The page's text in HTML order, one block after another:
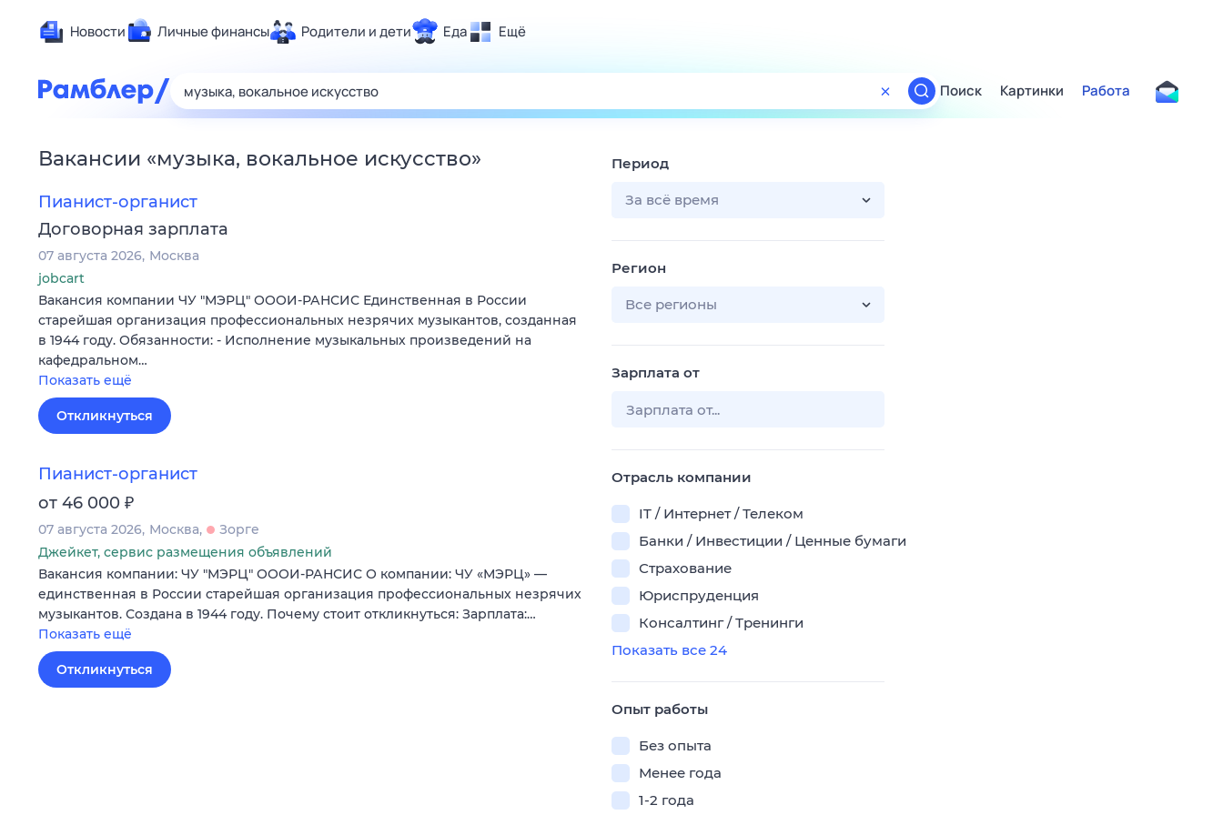
Новости Личные финансы Родители и дети Еда Ещё
Здоровье
Развлечения и отдых
Спорт
Сберегаем вместе
Гороскопы
Поиск
ТВ-программа
Поиск Картинки Работа
Вакансии «музыка, вокальное искусство»
Пианист-органист
Договорная зарплата
07 августа 2026 Москва
jobcart
Вакансия компании ЧУ "МЭРЦ" ОООИ-РАНСИС Единственная в России
старейшая организация профессиональных незрячих музыкантов, созданная
в 1944 году. Обязанности: - Исполнение музыкальных произведений на
кафедральном…
Показать ещё
Откликнуться
Пианист-органист
от 46 000 ₽
07 августа 2026 Москва
Зорге
Джейкет, сервис размещения объявлений
Вакансия компании: ЧУ "МЭРЦ" ОООИ-РАНСИС О компании: ЧУ «МЭРЦ» —
единственная в России старейшая организация профессиональных незрячих
музыкантов. Создана в 1944 году. Почему стоит откликнуться: Зарплата:…
Показать ещё
Откликнуться
Период
За всё время
Регион
Все регионы
Зарплата от
Отрасль компании
IT / Интернет / Телеком
Банки / Инвестиции / Ценные бумаги
Страхование
Юриспруденция
Консалтинг / Тренинги
Показать все 24
Опыт работы
Без опыта
Менее года
1-2 года